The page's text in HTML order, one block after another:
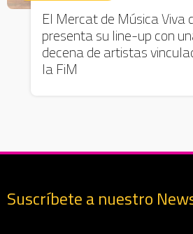
El Mercat de Música Viva
presenta su line-up con
decena de artistas
la FiM
Suscríbete a nuestro